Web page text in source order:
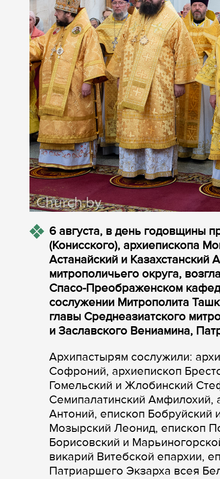
6 августа, в день годовщины
(Конисского), архиепископа
Астанайский и Казахстанский
митрополичьего округа,
Спасо-Преображенском
сослужении Митрополита
главы Среднеазиатского
и Заславского Вениамина,
Архипастырям сослужили:
Софроний, архиепископ
Гомельский и Жлобинский
Семипалатинский Амфилохий,
Антоний, епископ
Мозырский Леонид, епископ
Борисовский и
викарий Витебской епархии,
Патриаршего Экзарха всея